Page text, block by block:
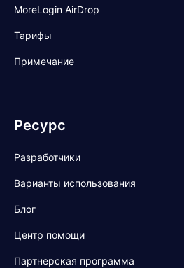
MoreLogin AirDrop
Тарифы
Примечание
Ресурс
Разработчики
Варианты использования
Блог
Центр помощи
Партнерская программа